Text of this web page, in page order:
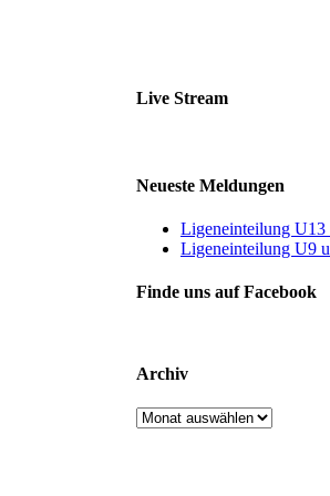
Live Stream
Neueste Meldungen
Ligeneinteilung U13
Ligeneinteilung U9
Finde uns auf Facebook
Archiv
Archiv